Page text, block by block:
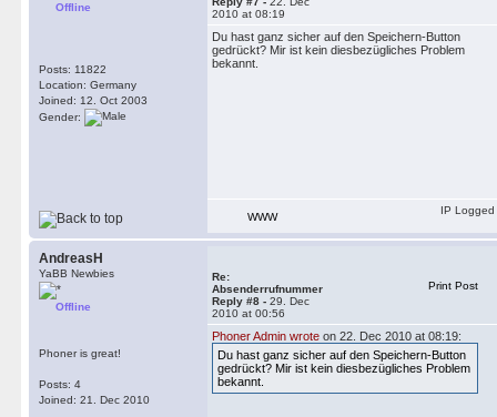
Offline
Posts: 11822
Location: Germany
Joined: 12. Oct 2003
Gender:
2010 at 08:19
Du hast ganz sicher auf den Speichern-Button
gedrückt? Mir ist kein diesbezügliches Problem
bekannt.
WWW
IP Logged
AndreasH
YaBB Newbies
Offline
Phoner is great!
Posts: 4
Joined: 21. Dec 2010
Re:
Absenderrufnummer
Reply #8 - 29. Dec
2010 at 00:56
Print Post
Phoner Admin wrote on 22. Dec 2010 at 08:19:
Du hast ganz sicher auf den Speichern-Button
gedrückt? Mir ist kein diesbezügliches Problem
bekannt.